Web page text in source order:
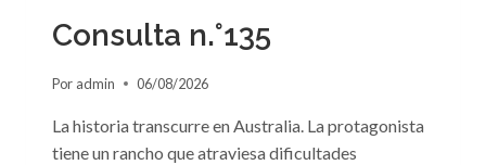
Consulta n.°135
Por admin 06/08/2026
La historia transcurre en Australia. La protagonista
tiene un rancho que atraviesa dificultades